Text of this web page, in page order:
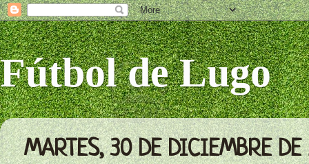
Fútbol de Lugo
MARTES, 30 DE DICIEMBRE DE